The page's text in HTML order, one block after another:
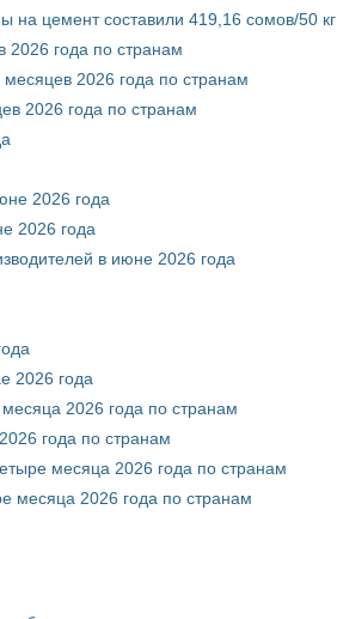
на цемент составили 419,16 сомов/50 кг
2026 года по странам
2026 года по странам
2026 года по странам
2026 года
2026 года
в июне 2026 года
2026 года
2026 года по странам
года по странам
месяца 2026 года по странам
месяца 2026 года по странам